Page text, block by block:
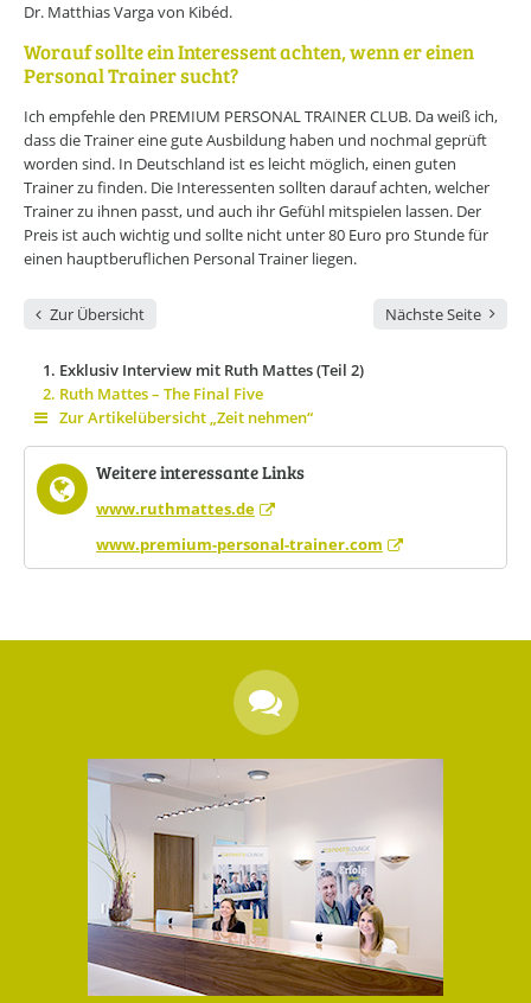
Dr. Matthias Varga von Kibéd.
Worauf sollte ein Interessent achten, wenn er einen
Personal Trainer sucht?
Ich empfehle den PREMIUM PERSONAL TRAINER CLUB. Da weiß ich,
dass die Trainer eine gute Ausbildung haben und nochmal geprüft
worden sind. In Deutschland ist es leicht möglich, einen guten
Trainer zu finden. Die Interessenten sollten darauf achten, welcher
Trainer zu ihnen passt, und auch ihr Gefühl mitspielen lassen. Der
Preis ist auch wichtig und sollte nicht unter 80 Euro pro Stunde für
einen hauptberuflichen Personal Trainer liegen.
Zur Übersicht Nächste Seite
Exklusiv Interview mit Ruth Mattes (Teil 2)
Ruth Mattes – The Final Five
Zur Artikelübersicht „Zeit nehmen“
Weitere interessante Links
www.ruthmattes.de
www.premium-personal-trainer.com